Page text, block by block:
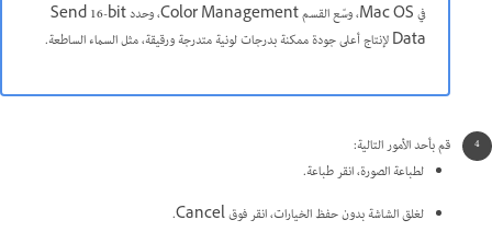
في Mac OS، وسّع القسم Color Management، وحدد Send 16-bit
Data لإنتاج أعلى جودة ممكنة بدرجات لونية متدرجة ورقيقة، مثل السماء الساطعة.
قم بأحد الأمور التالية:
لطباعة الصورة، انقر طباعة.
لغلق الشاشة بدون حفظ الخيارات، انقر فوق Cancel.